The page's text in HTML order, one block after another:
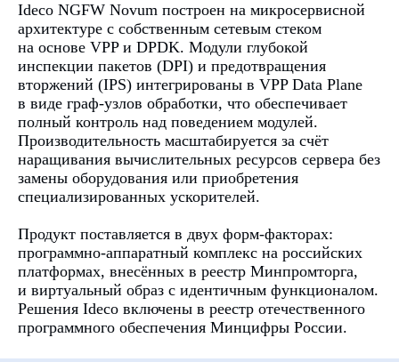
Ideco NGFW Novum построен на микросервисной
архитектуре с собственным сетевым стеком
на основе VPP и DPDK. Модули глубокой
инспекции пакетов (DPI) и предотвращения
вторжений (IPS) интегрированы в VPP Data Plane
в виде граф-узлов обработки, что обеспечивает
полный контроль над поведением модулей.
Производительность масштабируется за счёт
наращивания вычислительных ресурсов сервера без
замены оборудования или приобретения
специализированных ускорителей.
Продукт поставляется в двух форм-факторах:
программно-аппаратный комплекс на российских
платформах, внесённых в реестр Минпромторга,
и виртуальный образ с идентичным функционалом.
Решения Ideco включены в реестр отечественного
программного обеспечения Минцифры России.